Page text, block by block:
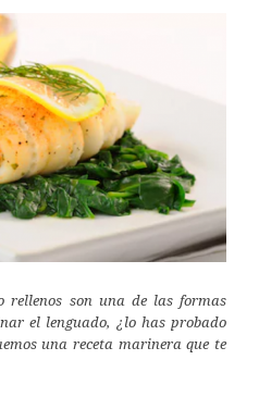
rellenos son una de las formas
el lenguado, ¿lo has probado
una receta marinera que te